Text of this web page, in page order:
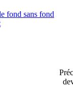
fond sans fond